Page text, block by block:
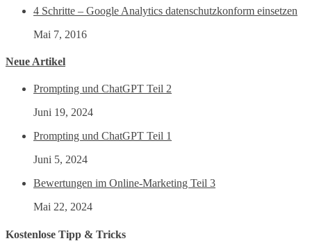
4 Schritte – Google Analytics datenschutzkonform einsetzen
Mai 7, 2016
Neue Artikel
Prompting und ChatGPT Teil 2
Juni 19, 2024
Prompting und ChatGPT Teil 1
Juni 5, 2024
Bewertungen im Online-Marketing Teil 3
Mai 22, 2024
Kostenlose Tipp & Tricks